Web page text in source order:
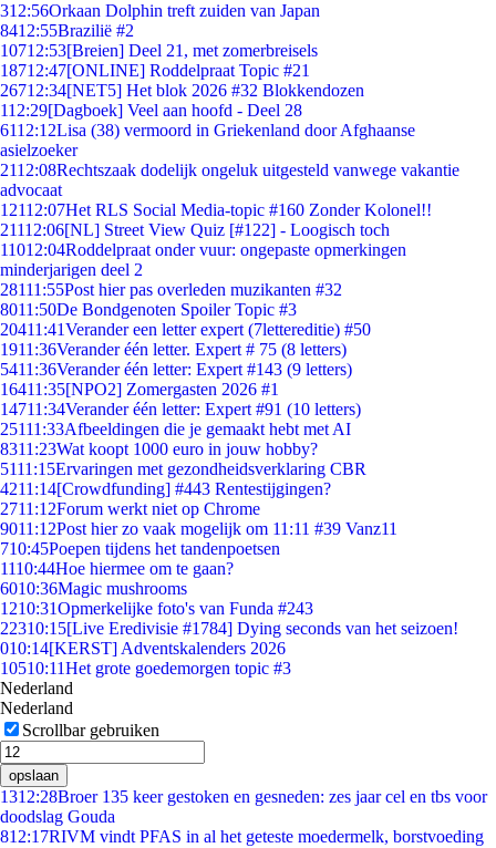
312:56Orkaan Dolphin treft zuiden van Japan
8412:55Brazilië #2
10712:53[Breien] Deel 21, met zomerbreisels
18712:47[ONLINE] Roddelpraat Topic #21
26712:34[NET5] Het blok 2026 #32 Blokkendozen
112:29[Dagboek] Veel aan hoofd - Deel 28
6112:12Lisa (38) vermoord in Griekenland door Afghaanse
asielzoeker
2112:08Rechtszaak dodelijk ongeluk uitgesteld vanwege vakantie
advocaat
12112:07Het RLS Social Media-topic #160 Zonder Kolonel!!
21112:06[NL] Street View Quiz [#122] - Loogisch toch
11012:04Roddelpraat onder vuur: ongepaste opmerkingen
minderjarigen deel 2
28111:55Post hier pas overleden muzikanten #32
8011:50De Bondgenoten Spoiler Topic #3
20411:41Verander een letter expert (7lettereditie) #50
1911:36Verander één letter. Expert # 75 (8 letters)
5411:36Verander één letter: Expert #143 (9 letters)
16411:35[NPO2] Zomergasten 2026 #1
14711:34Verander één letter: Expert #91 (10 letters)
25111:33Afbeeldingen die je gemaakt hebt met AI
8311:23Wat koopt 1000 euro in jouw hobby?
5111:15Ervaringen met gezondheidsverklaring CBR
4211:14[Crowdfunding] #443 Rentestijgingen?
2711:12Forum werkt niet op Chrome
9011:12Post hier zo vaak mogelijk om 11:11 #39 Vanz11
710:45Poepen tijdens het tandenpoetsen
1110:44Hoe hiermee om te gaan?
6010:36Magic mushrooms
1210:31Opmerkelijke foto's van Funda #243
22310:15[Live Eredivisie #1784] Dying seconds van het seizoen!
010:14[KERST] Adventskalenders 2026
10510:11Het grote goedemorgen topic #3
Nederland
Nederland
Scrollbar gebruiken
opslaan
1312:28Broer 135 keer gestoken en gesneden: zes jaar cel en tbs voor
doodslag Gouda
812:17RIVM vindt PFAS in al het geteste moedermelk, borstvoeding